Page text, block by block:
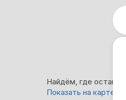
Найдём, где
Показать на карте